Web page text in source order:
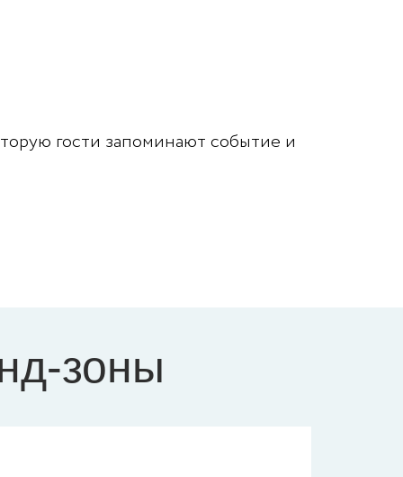
гости запоминают событие и
зоны